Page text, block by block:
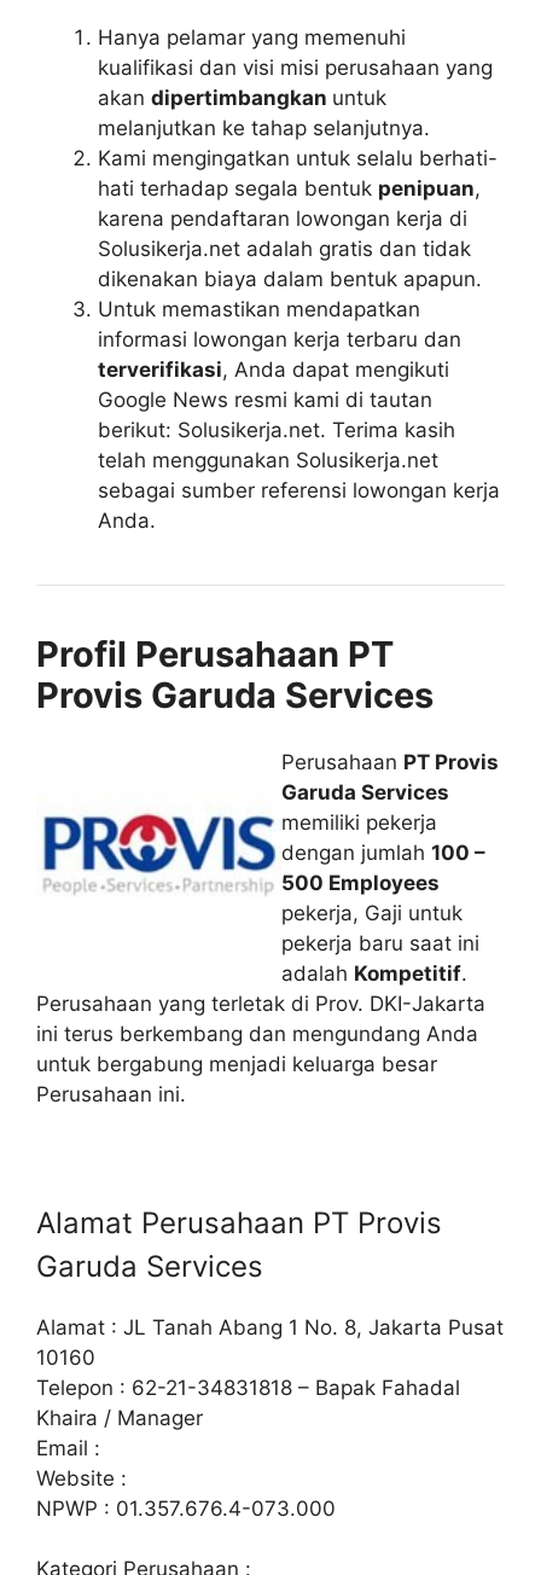
Hanya pelamar yang memenuhi
kualifikasi dan visi misi perusahaan yang
akan dipertimbangkan untuk
melanjutkan ke tahap selanjutnya.
Kami mengingatkan untuk selalu berhati-
hati terhadap segala bentuk penipuan,
karena pendaftaran lowongan kerja di
Solusikerja.net adalah gratis dan tidak
dikenakan biaya dalam bentuk apapun.
Untuk memastikan mendapatkan
informasi lowongan kerja terbaru dan
terverifikasi, Anda dapat mengikuti
Google News resmi kami di tautan
berikut: Solusikerja.net. Terima kasih
telah menggunakan Solusikerja.net
sebagai sumber referensi lowongan kerja
Anda.
Profil Perusahaan PT
Provis Garuda Services
Perusahaan PT Provis
Garuda Services
memiliki pekerja
dengan jumlah 100 –
500 Employees
pekerja, Gaji untuk
pekerja baru saat ini
adalah Kompetitif.
Perusahaan yang terletak di Prov. DKI-Jakarta
ini terus berkembang dan mengundang Anda
untuk bergabung menjadi keluarga besar
Perusahaan ini.
Alamat Perusahaan PT Provis
Garuda Services
Alamat : JL Tanah Abang 1 No. 8, Jakarta Pusat
10160
Telepon : 62-21-34831818 – Bapak Fahadal
Khaira / Manager
Email :
Website :
NPWP : 01.357.676.4-073.000
Kategori Perusahaan :